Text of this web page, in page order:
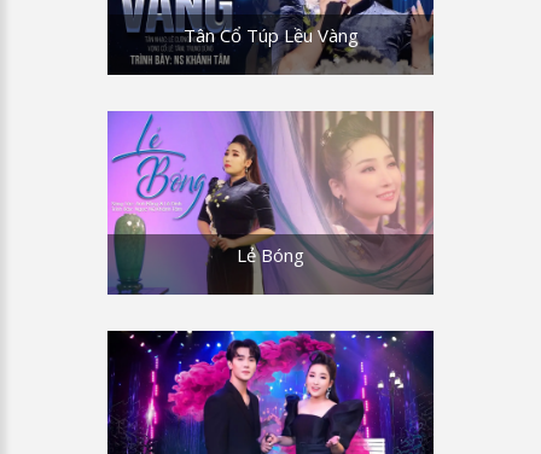
Tân Cổ Túp Lều Vàng
Lẻ Bóng